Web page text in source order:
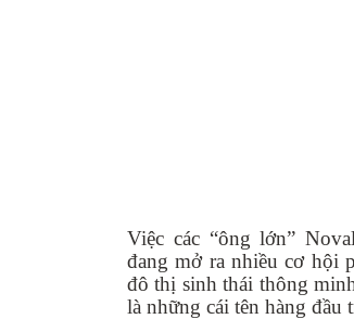
Việc các “ông lớn”
đang mở ra nhiều cơ hội
đô thị sinh thái thông
là những cái tên hàng